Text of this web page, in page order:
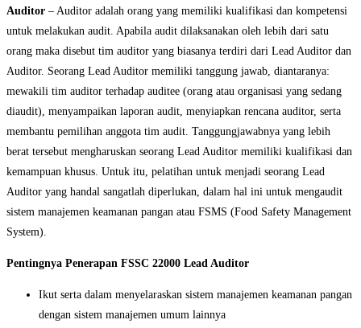
Auditor – Auditor adalah orang yang memiliki kualifikasi dan kompetensi
untuk melakukan audit. Apabila audit dilaksanakan oleh lebih dari satu
orang maka disebut tim auditor yang biasanya terdiri dari Lead Auditor dan
Auditor. Seorang Lead Auditor memiliki tanggung jawab, diantaranya:
mewakili tim auditor terhadap auditee (orang atau organisasi yang sedang
diaudit), menyampaikan laporan audit, menyiapkan rencana auditor, serta
membantu pemilihan anggota tim audit. Tanggungjawabnya yang lebih
berat tersebut mengharuskan seorang Lead Auditor memiliki kualifikasi dan
kemampuan khusus. Untuk itu, pelatihan untuk menjadi seorang Lead
Auditor yang handal sangatlah diperlukan, dalam hal ini untuk mengaudit
sistem manajemen keamanan pangan atau FSMS (Food Safety Management
System).
Pentingnya Penerapan FSSC 22000 Lead Auditor
Ikut serta dalam menyelaraskan sistem manajemen keamanan pangan
dengan sistem manajemen umum lainnya